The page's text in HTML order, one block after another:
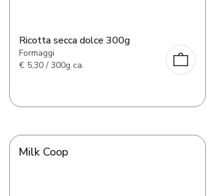
Ricotta secca dolce 300g
Formaggi
€ 5,30 / 300g ca.
Milk Coop